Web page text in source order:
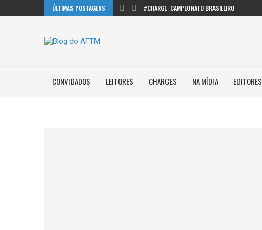
ÚLTIMAS POSTAGENS #CHARGE: CAMPEONATO BRASILEIRO
CONVIDADOS LEITORES CHARGES NA MÍDIA EDITORES